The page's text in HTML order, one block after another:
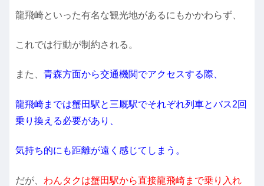
龍飛崎といった有名な観光地があるにもかかわらず、
これでは行動が制約される。
また、 青森方面から交通機関でアクセスする際、
龍飛崎までは蟹田駅と三厩駅でそれぞれ列車とバス2回
乗り換える必要があり、
気持ち的にも距離が遠く感じてしまう。
だが、 わんタクは蟹田駅から直接龍飛崎まで乗り入れ